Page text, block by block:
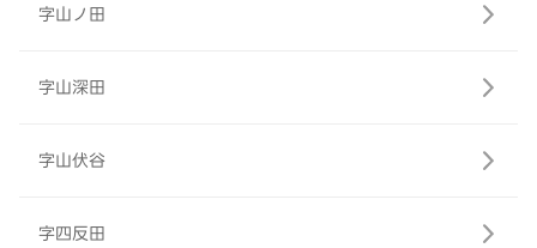
字山ノ田
字山深田
字山伏谷
字四反田